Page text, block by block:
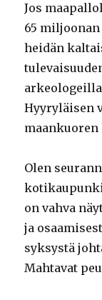
Jos
65
heidän
Hyyryläisen
Olen
on vahva
ja
syksystä
Mahtavat